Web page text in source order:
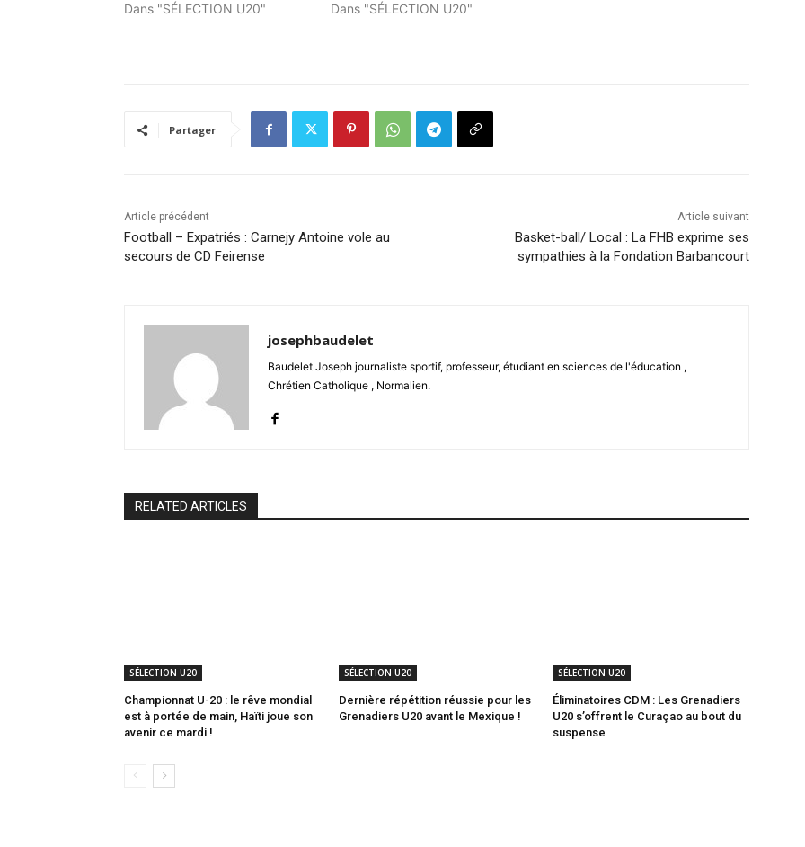
Dans "SÉLECTION U20"
Dans "SÉLECTION U20"
Partager
Article précédent
Football – Expatriés : Carnejy Antoine vole au
secours de CD Feirense
Article suivant
Basket-ball/ Local : La FHB exprime ses
sympathies à la Fondation Barbancourt
josephbaudelet
Baudelet Joseph journaliste sportif, professeur, étudiant en sciences de l'éducation ,
Chrétien Catholique , Normalien.
RELATED ARTICLES
SÉLECTION U20
Championnat U-20 : le rêve mondial
est à portée de main, Haïti joue son
avenir ce mardi !
SÉLECTION U20
Dernière répétition réussie pour les
Grenadiers U20 avant le Mexique !
SÉLECTION U20
Éliminatoires CDM : Les Grenadiers
U20 s’offrent le Curaçao au bout du
suspense